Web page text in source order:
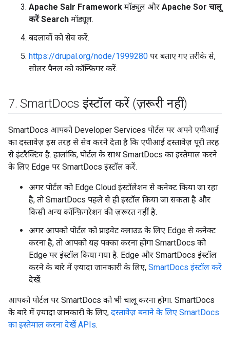
Apache Salr Framework मॉड्यूल और Apache Sor चालू
करें Search मॉड्यूल.
बदलावों को सेव करें.
https://drupal.org/node/1999280 पर बताए गए तरीके से,
सोलर पैनल को कॉन्फ़िगर करें.
7. SmartDocs इंस्टॉल करें (ज़रूरी नहीं)
SmartDocs आपको Developer Services पोर्टल पर अपने एपीआई
का दस्तावेज़ इस तरह से सेव करने देता है कि एपीआई दस्तावेज़ पूरी तरह
से इंटरैक्टिव है. हालांकि, पोर्टल के साथ SmartDocs का इस्तेमाल करने
के लिए Edge पर SmartDocs इंस्टॉल करें.
अगर पोर्टल को Edge Cloud इंस्टॉलेशन से कनेक्ट किया जा रहा
है, तो SmartDocs पहले से ही इंस्टॉल किया जा सकता है और
किसी अन्य कॉन्फ़िगरेशन की ज़रूरत नहीं है.
अगर आपको पोर्टल को प्राइवेट क्लाउड के लिए Edge से कनेक्ट
करना है, तो आपको यह पक्का करना होगा SmartDocs को
Edge पर इंस्टॉल किया गया है. Edge और SmartDocs इंस्टॉल
करने के बारे में ज़्यादा जानकारी के लिए, SmartDocs इंस्टॉल करें
देखें.
आपको पोर्टल पर SmartDocs को भी चालू करना होगा. SmartDocs
के बारे में ज़्यादा जानकारी के लिए, दस्तावेज़ बनाने के लिए SmartDocs
का इस्तेमाल करना देखें APIs.